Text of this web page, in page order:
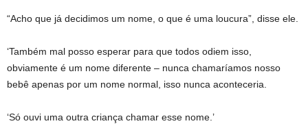
“Acho que já decidimos um nome, o que é uma loucura”, disse ele.
‘Também mal posso esperar para que todos odiem isso,
obviamente é um nome diferente – nunca chamaríamos nosso
bebê apenas por um nome normal, isso nunca aconteceria.
‘Só ouvi uma outra criança chamar esse nome.’